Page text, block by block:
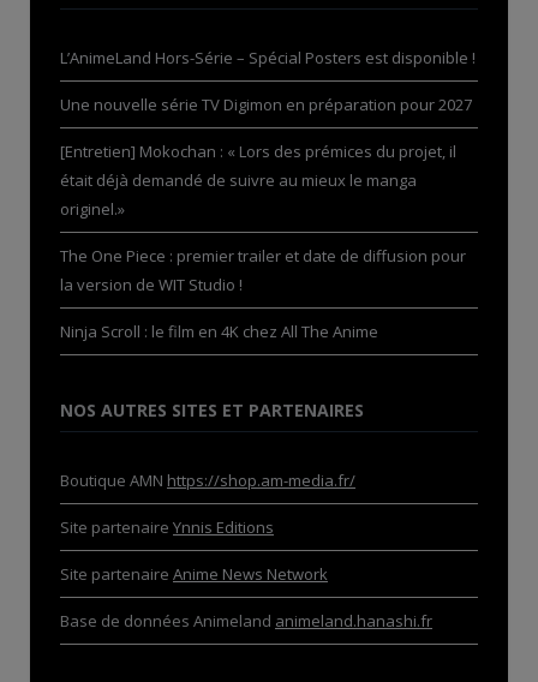
L’AnimeLand Hors-Série – Spécial Posters est disponible !
Une nouvelle série TV Digimon en préparation pour 2027
[Entretien] Mokochan : « Lors des prémices du projet, il
était déjà demandé de suivre au mieux le manga
originel.»
The One Piece : premier trailer et date de diffusion pour
la version de WIT Studio !
Ninja Scroll : le film en 4K chez All The Anime
NOS AUTRES SITES ET PARTENAIRES
Boutique AMN https://shop.am-media.fr/
Site partenaire Ynnis Editions
Site partenaire Anime News Network
Base de données Animeland animeland.hanashi.fr